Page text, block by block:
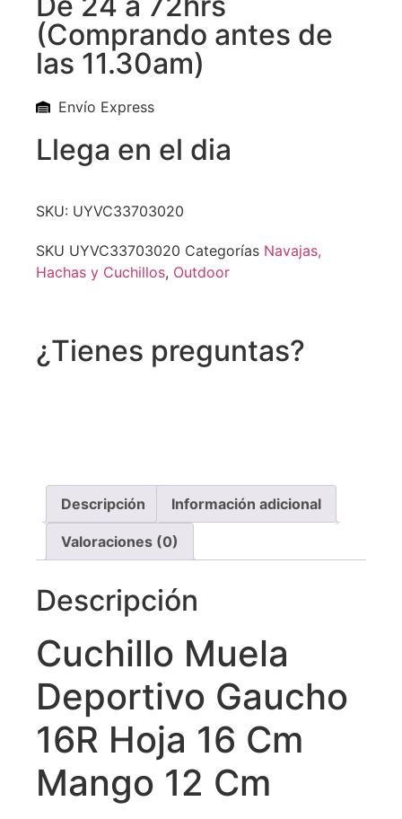
(Comprando antes de
las 11.30am)
Envío Express
Llega en el dia
SKU: UYVC33703020
SKU UYVC33703020 Categorías Navajas,
Hachas y Cuchillos, Outdoor
¿Tienes preguntas?
Descripción Información adicional
Valoraciones (0)
Descripción
Cuchillo Muela
Deportivo Gaucho
16R Hoja 16 Cm
Mango 12 Cm